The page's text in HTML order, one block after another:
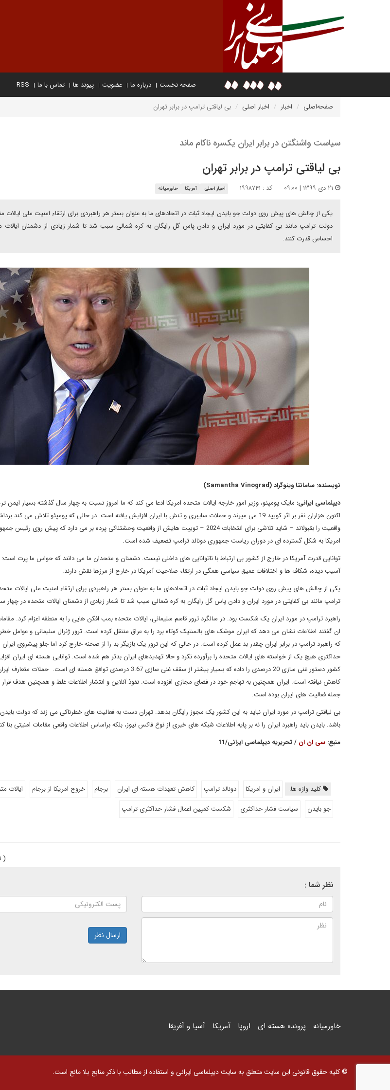
صفحه نخست درباره ما عضویت پیوند ها تماس با ما RSS
صفحه‌اصلی اخبار اخبار اصلی بی لیاقتی ترامپ در برابر تهران
سیاست واشنگتن در برابر ایران یکسره ناکام ماند
بی لیاقتی ترامپ در برابر تهران
کد : ۱۹۹۸۷۴۱ اخبار اصلی آمریکا خاورمیانه
یکی از چالش های پیش روی دولت جو بایدن ایجاد ثبات در اتحادهای ما به عنوان بستر هر راهبردی برای ارتقاء امنیت ملی
دولت ترامپ مانند بی کفایتی در مورد ایران و دادن پاس گل رایگان به کره شمالی سبب شد تا شمار زیادی از دشمنان ایالات
احساس قدرت کنند.
نویسنده: سامانتا وینوگراد (Samantha Vinograd)
دیپلماسی ایرانی: مایک پومپئو، وزیر امور خارجه ایالات متحده امریکا ادعا می کند که ما امروز نسبت به چهار سال گذشته بسیار
اکنون هزاران نفر بر اثر کویید 19 می میرند و حملات سایبری و تنش با ایران افزایش یافته است. در حالی که پومپئو تلاش
واقعیت را بقبولاند – شاید تلاشی برای انتخابات 2024 – توییت هایش از واقعیت وحشتناکی پرده بر می دارد که
امریکا به شکل گسترده ای در دوران ریاست جمهوری دونالد ترامپ تضعیف شده است.
آسیب دیده، شکاف ها و اختلافات عمیق سیاسی همگی در ارتقاء صلاحیت آمریکا در خارج از مرزها نقش دارند.
یکی از چالش های پیش روی دولت جو بایدن ایجاد ثبات در اتحادهای ما به عنوان بستر هر راهبردی برای ارتقاء امنیت ملی
ترامپ مانند بی کفایتی در مورد ایران و دادن پاس گل رایگان به کره شمالی سبب شد تا شمار زیادی از دشمنان ایالات متحده در
راهبرد ترامپ در مورد ایران یک شکست بود. در سالگرد ترور قاسم سلیمانی، ایالات متحده بمب افکن هایی را به منطقه اعزام کرد.
ان گفتند اطلاعات نشان می دهد که ایران موشک های بالستیک کوتاه برد را به عراق منتقل کرده است. ترور ژنرال سلیمانی و عوامل
که راهبرد ترامپ در برابر ایران چقدر بد عمل کرده است. در حالی که این ترور یک بازیگر بد را از صحنه خارج کرد اما جلو پیشروی ایران
حداکثری هیچ یک از خواسته های ایالات متحده را برآورده نکرد و حالا تهدیدهای ایران بدتر هم شده است. توانایی هسته ای ایران
کشور دستور غنی سازی 20 درصدی را داده که بسیار بیشتر از سقف غنی سازی 3.67 درصدی توافق هسته
کاهش نیافته است. ایران همچنین به تهاجم خود در فضای مجازی افزوده است. نفوذ آنلاین و انتشار اطلاعات غلط و همچنین هدف قرار
جمله فعالیت های ایران بوده است.
بی لیاقتی ترامپ در مورد ایران نباید به این کشور یک مجوز رایگان بدهد. تهران دست به فعالیت های خطرناکی می زند که دولت بایدن
باشد. بایدن باید راهبرد ایران را نه بر پایه اطلاعات شبکه های خبری از نوع فاکس نیوز، بلکه براساس اطلاعات واقعی مقامات امنیتی بنا
منبع: سی ان ان / تحریریه دیپلماسی ایرانی/11
کلید واژه ها: ایران و امریکا دونالد ترامپ کاهش تعهدات هسته ای ایران برجام خروج امریکا از برجام
ایالات
جو بایدن
سیاست فشار حداکثری شکست کمپین اعمال فشار حداکثری ترامپ
(
نظر شما :
ارسال نظر
خاورمیانه پرونده هسته ای اروپا آمریکا آسیا و آفریقا
© کلیه حقوق قانونی این سایت متعلق به سایت دیپلماسی ایرانی و استفاده از مطالب با ذکر منابع بلا مانع است.